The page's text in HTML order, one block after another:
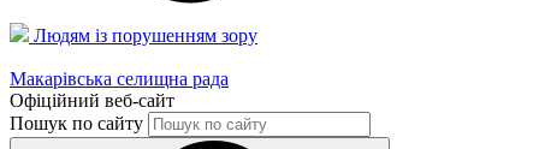
Людям із порушенням зору
Макарівська селищна рада
Офіційний веб-сайт
Пошук по сайту